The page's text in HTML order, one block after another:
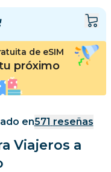
de eSIM
próximo
en571 reseñas
Viajeros a